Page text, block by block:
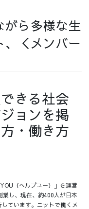
チームインタビュー01
がら多様な生
、＜メンバー
きる社会
ョンを掲
・働き方
（ヘルプユー）」を運営
し、現在、約400人が日本
ています。ニットで働くメ